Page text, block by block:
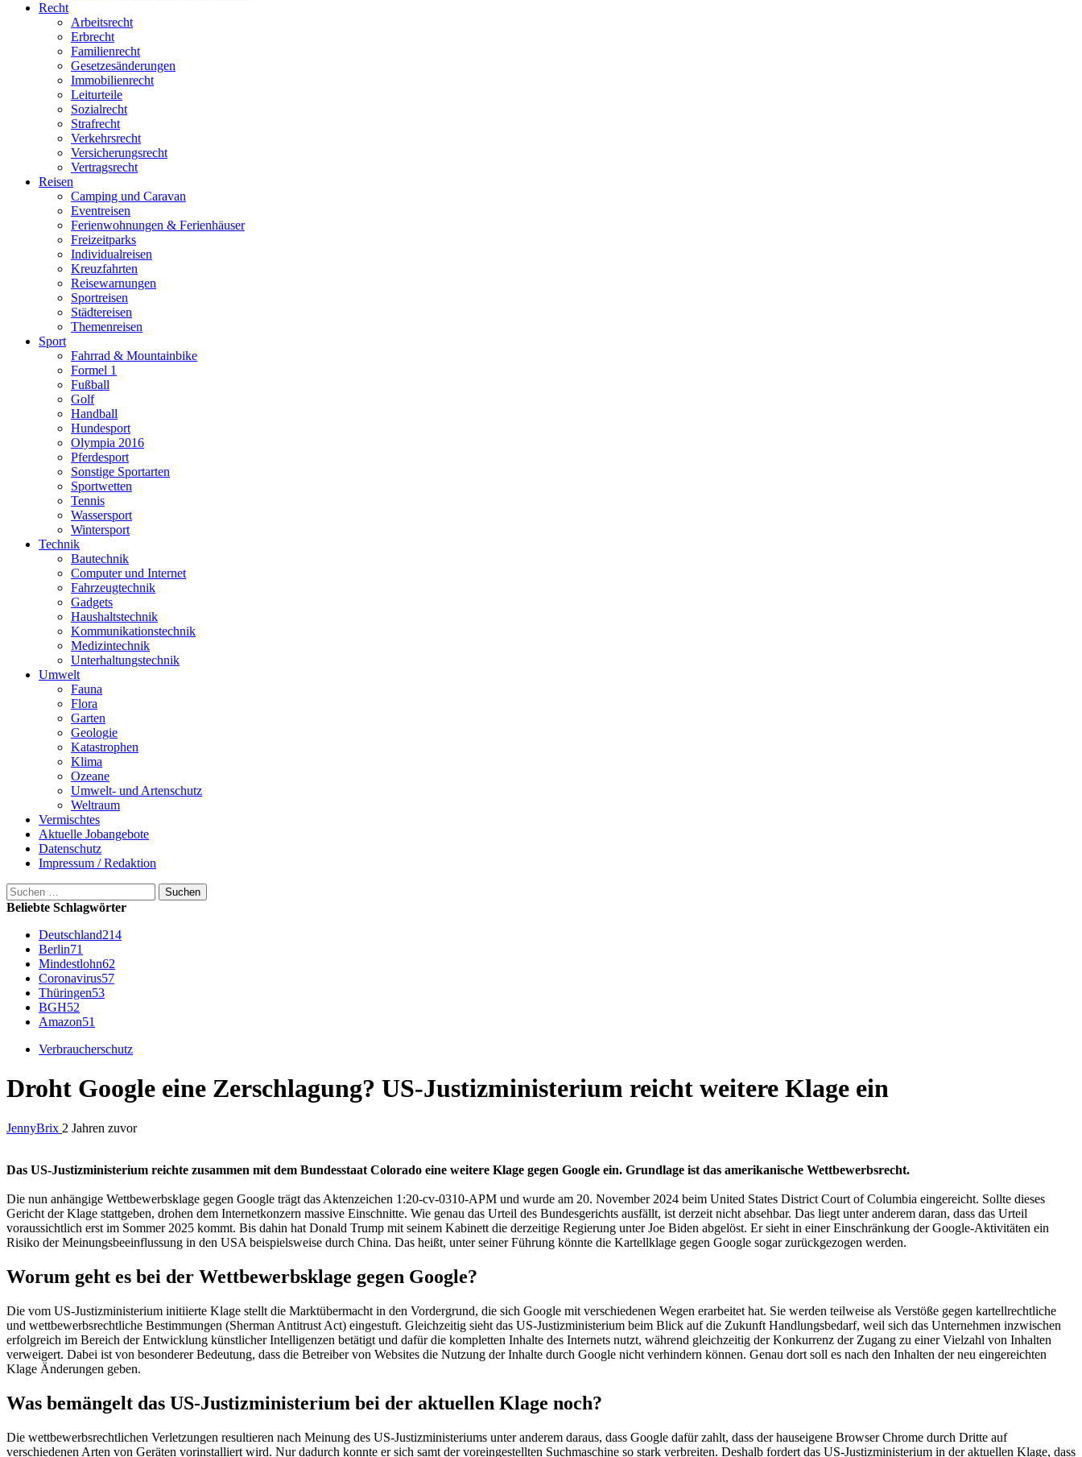
Recht
Arbeitsrecht
Erbrecht
Familienrecht
Gesetzesänderungen
Immobilienrecht
Leiturteile
Sozialrecht
Strafrecht
Verkehrsrecht
Versicherungsrecht
Vertragsrecht
Reisen
Camping und Caravan
Eventreisen
Ferienwohnungen & Ferienhäuser
Freizeitparks
Individualreisen
Kreuzfahrten
Reisewarnungen
Sportreisen
Städtereisen
Themenreisen
Sport
Fahrrad & Mountainbike
Formel 1
Fußball
Golf
Handball
Hundesport
Olympia 2016
Pferdesport
Sonstige Sportarten
Sportwetten
Tennis
Wassersport
Wintersport
Technik
Bautechnik
Computer und Internet
Fahrzeugtechnik
Gadgets
Haushaltstechnik
Kommunikationstechnik
Medizintechnik
Unterhaltungstechnik
Umwelt
Fauna
Flora
Garten
Geologie
Katastrophen
Klima
Ozeane
Umwelt- und Artenschutz
Weltraum
Vermischtes
Aktuelle Jobangebote
Datenschutz
Impressum / Redaktion
Suchen
nach:
Beliebte Schlagwörter
Deutschland214
Berlin71
Mindestlohn62
Coronavirus57
Thüringen53
BGH52
Amazon51
Verbraucherschutz
Droht Google eine Zerschlagung? US-Justizministerium reicht weitere Klage ein
JennyBrix 2 Jahren zuvor
Das US-Justizministerium reichte zusammen mit dem Bundesstaat Colorado eine weitere Klage gegen Google ein. Grundlage ist das amerikanische Wettbewerbsrecht.
Die nun anhängige Wettbewerbsklage gegen Google trägt das Aktenzeichen 1:20-cv-0310-APM und wurde am 20. November 2024 beim United States District Court of Columbia eingereicht. Sollte dieses
Gericht der Klage stattgeben, drohen dem Internetkonzern massive Einschnitte. Wie genau das Urteil des Bundesgerichts ausfällt, ist derzeit nicht absehbar. Das liegt unter anderem daran, dass das Urteil
voraussichtlich erst im Sommer 2025 kommt. Bis dahin hat Donald Trump mit seinem Kabinett die derzeitige Regierung unter Joe Biden abgelöst. Er sieht in einer Einschränkung der Google-Aktivitäten ein
Risiko der Meinungsbeeinflussung in den USA beispielsweise durch China. Das heißt, unter seiner Führung könnte die Kartellklage gegen Google sogar zurückgezogen werden.
Worum geht es bei der Wettbewerbsklage gegen Google?
Die vom US-Justizministerium initiierte Klage stellt die Marktübermacht in den Vordergrund, die sich Google mit verschiedenen Wegen erarbeitet hat. Sie werden teilweise als Verstöße gegen kartellrechtliche
und wettbewerbsrechtliche Bestimmungen (Sherman Antitrust Act) eingestuft. Gleichzeitig sieht das US-Justizministerium beim Blick auf die Zukunft Handlungsbedarf, weil sich das Unternehmen inzwischen
erfolgreich im Bereich der Entwicklung künstlicher Intelligenzen betätigt und dafür die kompletten Inhalte des Internets nutzt, während gleichzeitig der Konkurrenz der Zugang zu einer Vielzahl von Inhalten
verweigert. Dabei ist von besonderer Bedeutung, dass die Betreiber von Websites die Nutzung der Inhalte durch Google nicht verhindern können. Genau dort soll es nach den Inhalten der neu eingereichten
Klage Änderungen geben.
Was bemängelt das US-Justizministerium bei der aktuellen Klage noch?
Die wettbewerbsrechtlichen Verletzungen resultieren nach Meinung des US-Justizministeriums unter anderem daraus, dass Google dafür zahlt, dass der hauseigene Browser Chrome durch Dritte auf
verschiedenen Arten von Geräten vorinstalliert wird. Nur dadurch konnte er sich samt der voreingestellten Suchmaschine so stark verbreiten. Deshalb fordert das US-Justizministerium in der aktuellen Klage, dass